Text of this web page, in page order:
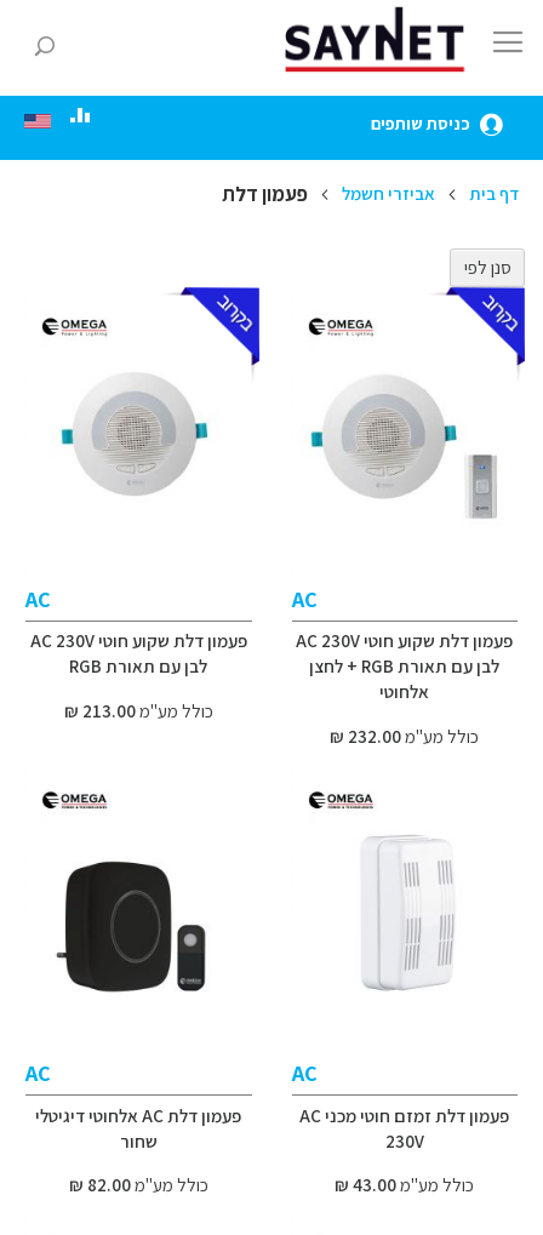
to
Content
כניסת שותפים
דף בית אביזרי חשמל פעמון דלת
AC
פעמון דלת שקוע חוטי AC 230V
לבן עם תאורת RGB + לחצן
אלחוטי
כולל מע"מ232.00 ₪
AC
פעמון דלת שקוע חוטי AC 230V
לבן עם תאורת RGB
כולל מע"מ213.00 ₪
AC
פעמון דלת זמזם חוטי מכני AC
230V
כולל מע"מ43.00 ₪
AC
פעמון דלת AC אלחוטי דיגיטלי
שחור
כולל מע"מ82.00 ₪
סנן לפי